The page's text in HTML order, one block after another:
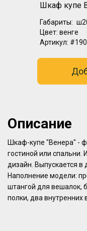
Шкаф купе
Габариты:
Цвет: венге
Артикул:
Описание
Шкаф-купе "Венера" -
гостиной или
дизайн. Выпускается в
Наполнение модели:
штангой для вешалок,
полки, два